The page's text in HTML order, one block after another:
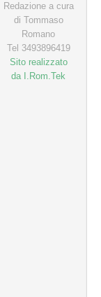
Redazione a cura
di Tommaso
Romano
Tel 3493896419
Sito realizzato
da I.Rom.Tek